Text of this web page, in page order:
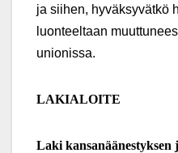
ja siihen, hyväksyvätkö
luonteeltaan
unionissa.
LAKIALOITE
Laki kansanäänestyksen